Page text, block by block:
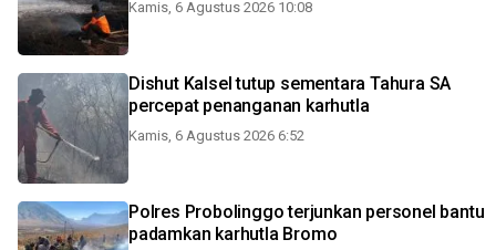
Kamis, 6 Agustus 2026 10:08
Dishut Kalsel tutup sementara Tahura SA
percepat penanganan karhutla
Kamis, 6 Agustus 2026 6:52
Polres Probolinggo terjunkan personel bantu
padamkan karhutla Bromo